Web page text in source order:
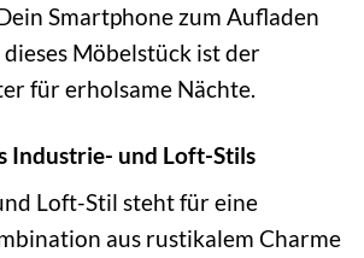
Smartphone zum Aufladen
Möbelstück ist der
für erholsame Nächte.
Industrie- und Loft-Stils
Loft-Stil steht für eine
aus rustikalem Charme